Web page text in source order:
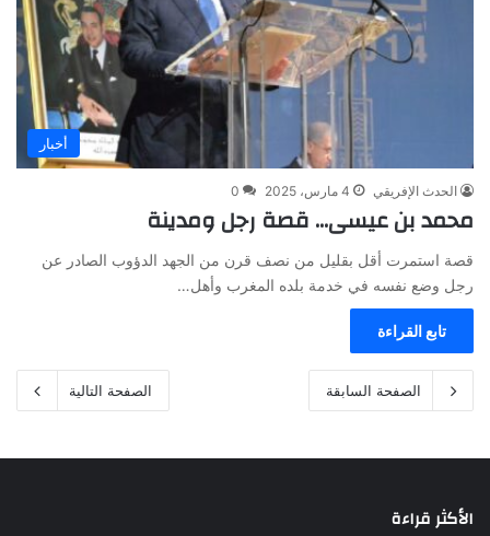
أخبار
الحدث الإفريقي 4 مارس، 2025 0
محمد بن عيسى… قصة رجل ومدينة
قصة استمرت أقل بقليل من نصف قرن من الجهد الدؤوب الصادر عن
رجل وضع نفسه في خدمة بلده المغرب وأهل…
تابع القراءة
الصفحة السابقة الصفحة التالية
الأكثر قراءة